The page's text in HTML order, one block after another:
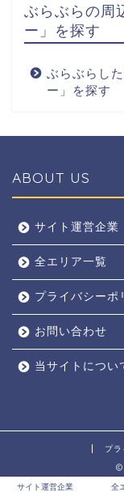
ぶらぶらの周
ー」を探す
ぶらぶらし
ー」を探す
ABOUT US
サイト運営企業
全エリア一覧
プライバシーポ
お問い合わせ
当サイトについ
プ
サイト運営企業 全